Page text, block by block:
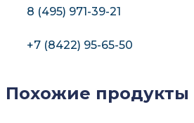
8 (495) 971-39-21
+7 (8422) 95-65-50
Похожие продукты